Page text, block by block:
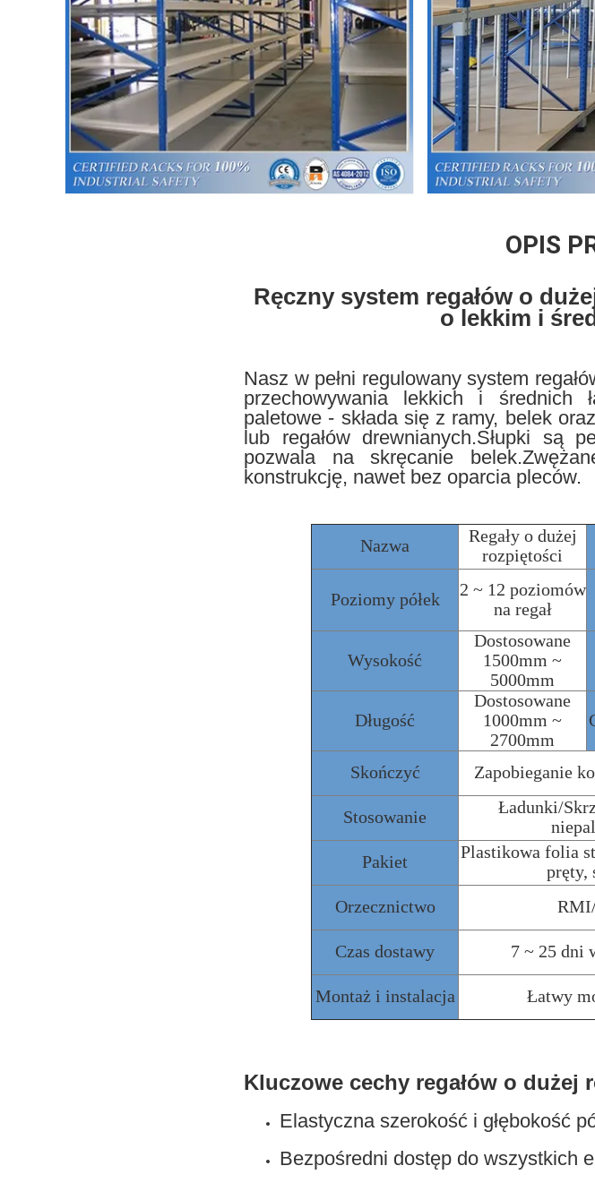
OPIS
Ręczny system regałów o
o lekkim i
Nasz w pełni regulowany system
przechowywania lekkich i średnich
paletowe - składa się z ramy, belek
lub regałów drewnianych.Słupki są
pozwala na skręcanie
konstrukcję, nawet bez oparcia pleców.
Nazwa
Regały o dużej
rozpiętości
Poziomy półek
2 ~ 12 poziomów
na regał
Wysokość
Dostosowane
1500mm ~
5000mm
Długość
Dostosowane
1000mm ~
2700mm
Skończyć Zapobieganie
Stosowanie
Ładunki/
Pakiet
Plastikowa folia
pręty,
Orzecznictwo
Czas dostawy 7 ~ 25 dni
Montaż i instalacja Łatwy
Kluczowe cechy regałów o dużej
Elastyczna szerokość i głębokość
Bezpośredni dostęp do wszystkich